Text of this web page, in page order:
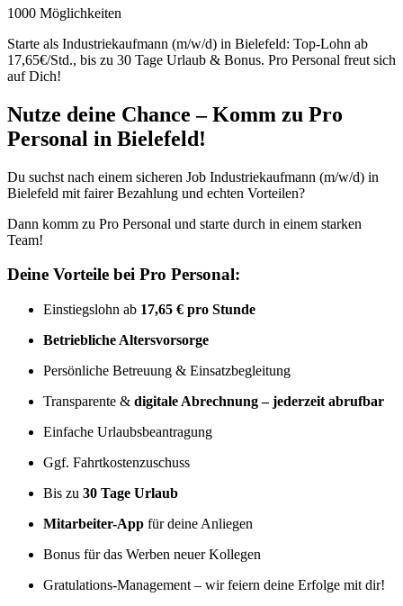
1000 Möglichkeiten
Starte als Industriekaufmann (m/w/d) in Bielefeld: Top-Lohn ab
17,65€/Std., bis zu 30 Tage Urlaub & Bonus. Pro Personal freut sich
auf Dich!
Nutze deine Chance – Komm zu Pro
Personal in Bielefeld!
Du suchst nach einem sicheren Job Industriekaufmann (m/w/d) in
Bielefeld mit fairer Bezahlung und echten Vorteilen?
Dann komm zu Pro Personal und starte durch in einem starken
Team!
Deine Vorteile bei Pro Personal:
Einstiegslohn ab 17,65 € pro Stunde
Betriebliche Altersvorsorge
Persönliche Betreuung & Einsatzbegleitung
Transparente & digitale Abrechnung – jederzeit abrufbar
Einfache Urlaubsbeantragung
Ggf. Fahrtkostenzuschuss
Bis zu 30 Tage Urlaub
Mitarbeiter-App für deine Anliegen
Bonus für das Werben neuer Kollegen
Gratulations-Management – wir feiern deine Erfolge mit dir!